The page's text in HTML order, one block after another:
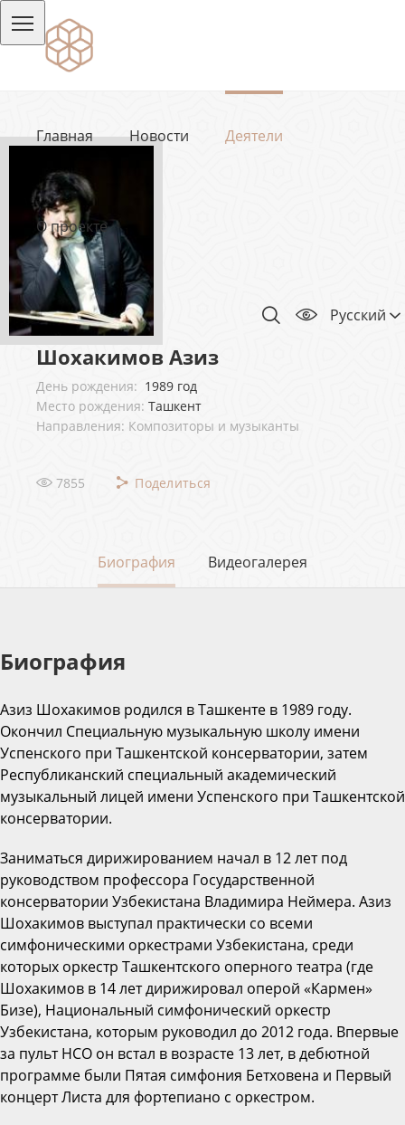
Главная Новости Деятели
О проекте
Русский
Шохакимов Азиз
День рождения: 1989 год
Место рождения: Ташкент
Направления: Композиторы и музыканты
7855 Поделиться
Биография Видеогалерея
Биография
Азиз Шохакимов родился в Ташкенте в 1989 году.
Окончил Специальную музыкальную школу имени
Успенского при Ташкентской консерватории, затем
Республиканский специальный академический
музыкальный лицей имени Успенского при Ташкентской
консерватории.
Заниматься дирижированием начал в 12 лет под
руководством профессора Государственной
консерватории Узбекистана Владимира Неймера. Азиз
Шохакимов выступал практически со всеми
симфоническими оркестрами Узбекистана, среди
которых оркестр Ташкентского оперного театра (где
Шохакимов в 14 лет дирижировал оперой «Кармен»
Бизе), Национальный симфонический оркестр
Узбекистана, которым руководил до 2012 года. Впервые
за пульт НСО он встал в возрасте 13 лет, в дебютной
программе были Пятая симфония Бетховена и Первый
концерт Листа для фортепиано с оркестром.